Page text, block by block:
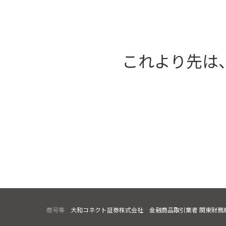
これより先
商号等 大和コネクト証券株式会社 金融商品取引業者 関東財